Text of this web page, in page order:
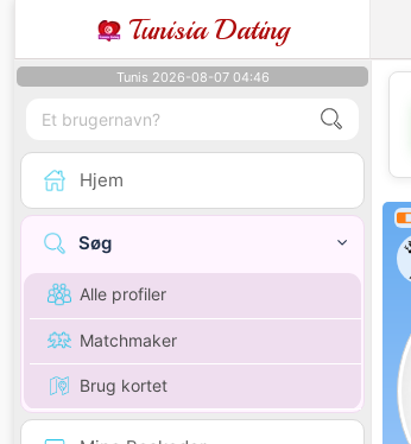
Tunisia Dating
Tunis 2026-08-07 04:46
Hjem
Søg
Alle profiler
Matchmaker
Brug kortet